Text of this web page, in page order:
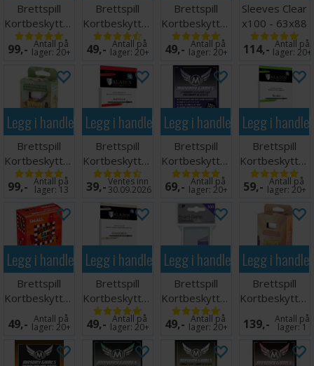
Brettspill
Kortbeskyttere
100 stk
63x88
99,- Antall på
lager:20+
Brettspill
Kortbeskyttere
55 stk 41x63
49,- Antall på
lager:20+
Brettspill
Kortbeskyttere
55 stk 57x89
49,- Antall på
lager:20+
Sleeves Clear
x100 - 63x88
m/box
114,- Antall på
lager:20+
Legg i handlekurven
Brettspill
Kortbeskyttere
x100 57x89
99,- Antall på
lager: 13
Legg i handlekurven
Brettspill
Kortbeskyttere
55 stk
45x68mm
39,-Ventes inn
30.09.2026
Legg i handlekurven
Brettspill
Kortbeskyttere
50 stk
56x87mm
69,- Antall på
lager:20+
Legg i
Brettspill
55 stk
70x120
59,- Antall på
lager:20+
Legg i handlekurven
Brettspill
Kortbeskyttere
50 stk 44x68
49,- Antall på
lager:20+
Legg i handlekurven
Brettspill
Kortbeskyttere
55 stk
80x120
49,- Antall på
lager:20+
Legg i handlekurven
Brettspill
Kortbeskyttere
x100
44x68mm
49,- Antall på
lager:20+
Legg i
Brettspill
100 stk
70x120
139,- Antall på
lager:1